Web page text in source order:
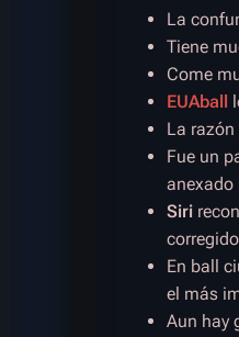
La
Tiene
Come
EUAball
La
Fue un
anexado
Siri
En ball
el más
Aun hay